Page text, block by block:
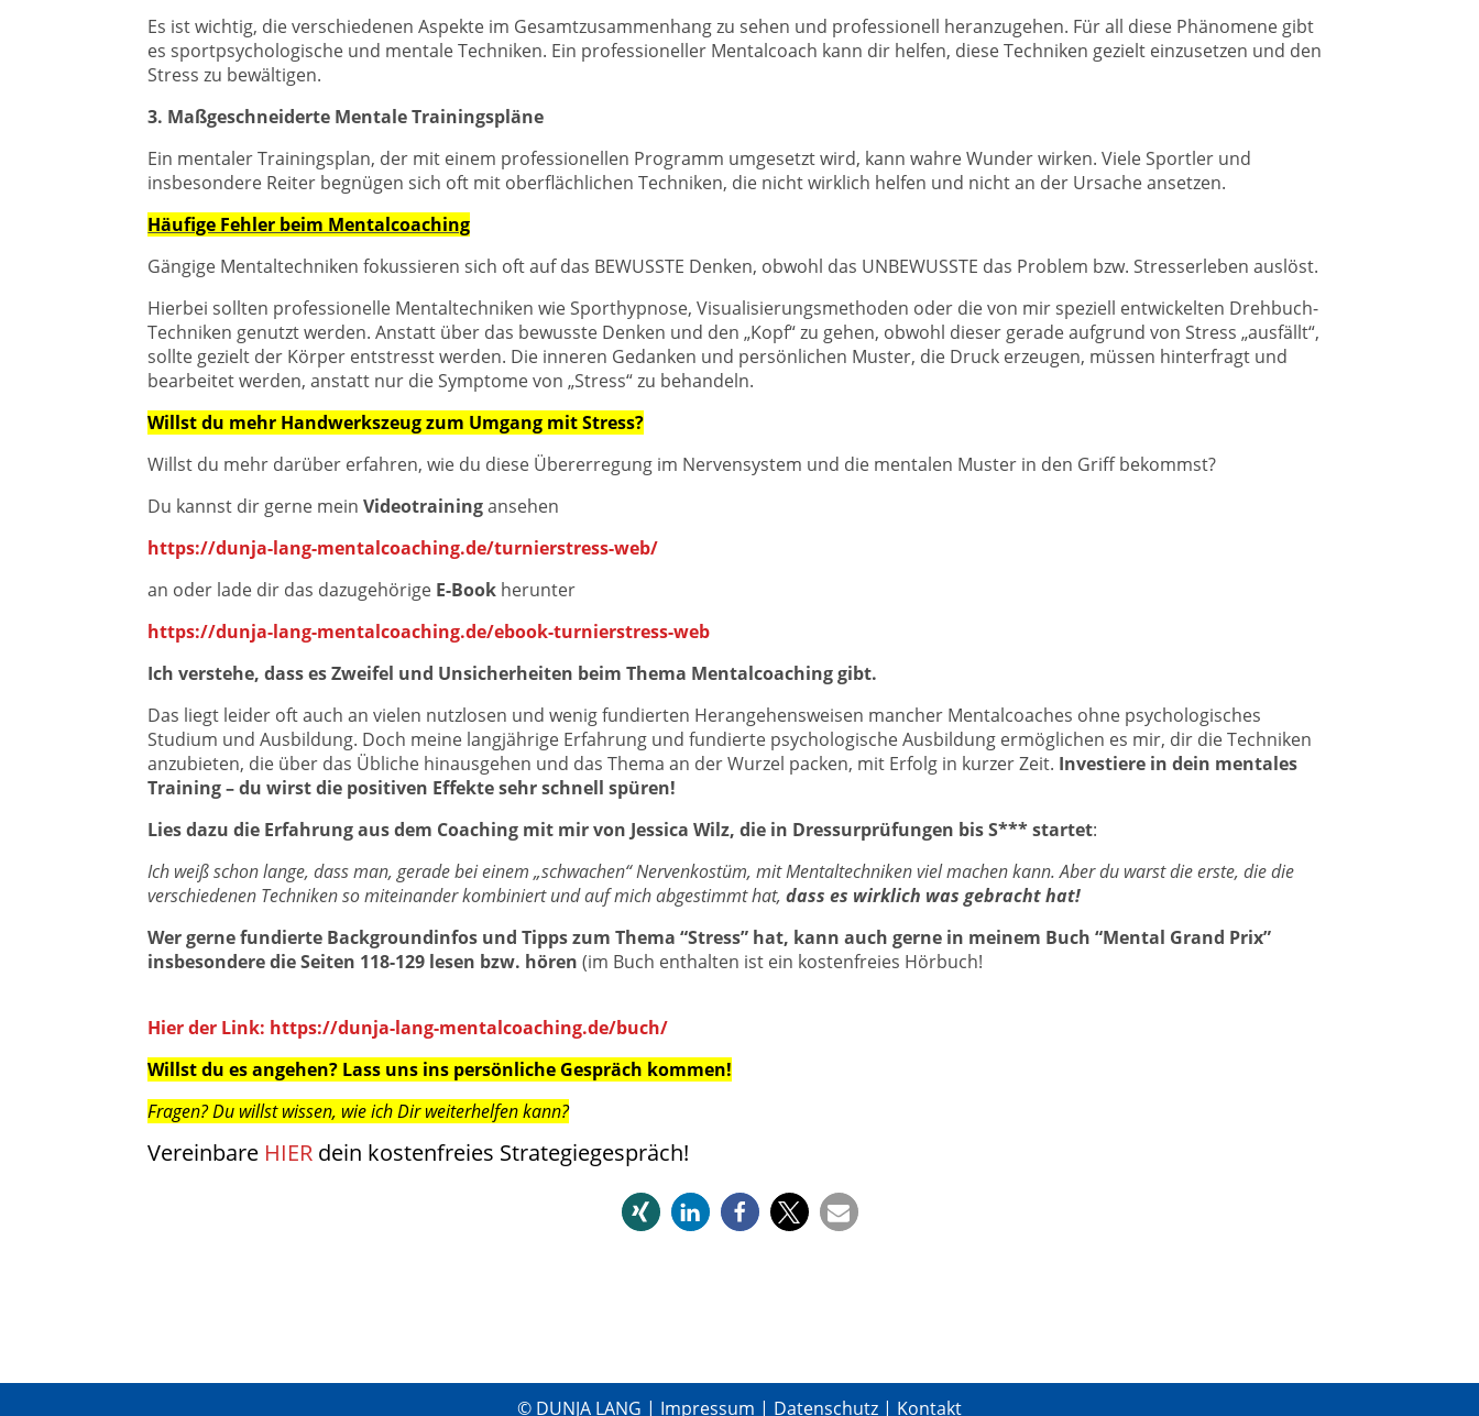
Es ist wichtig, die verschiedenen Aspekte im Gesamtzusammenhang zu sehen und professionell heranzugehen. Für all diese Phänomene gibt
es sportpsychologische und mentale Techniken. Ein professioneller Mentalcoach kann dir helfen, diese Techniken gezielt einzusetzen und den
Stress zu bewältigen.
3. Maßgeschneiderte Mentale Trainingspläne
Ein mentaler Trainingsplan, der mit einem professionellen Programm umgesetzt wird, kann wahre Wunder wirken. Viele Sportler und
insbesondere Reiter begnügen sich oft mit oberflächlichen Techniken, die nicht wirklich helfen und nicht an der Ursache ansetzen.
Häufige Fehler beim Mentalcoaching
Gängige Mentaltechniken fokussieren sich oft auf das BEWUSSTE Denken, obwohl das UNBEWUSSTE das Problem bzw. Stresserleben auslöst.
Hierbei sollten professionelle Mentaltechniken wie Sporthypnose, Visualisierungsmethoden oder die von mir speziell entwickelten Drehbuch-
Techniken genutzt werden. Anstatt über das bewusste Denken und den „Kopf“ zu gehen, obwohl dieser gerade aufgrund von Stress „ausfällt“,
sollte gezielt der Körper entstresst werden. Die inneren Gedanken und persönlichen Muster, die Druck erzeugen, müssen hinterfragt und
bearbeitet werden, anstatt nur die Symptome von „Stress“ zu behandeln.
Willst du mehr Handwerkszeug zum Umgang mit Stress?
Willst du mehr darüber erfahren, wie du diese Übererregung im Nervensystem und die mentalen Muster in den Griff bekommst?
Du kannst dir gerne meinVideotrainingansehen
https://dunja-lang-mentalcoaching.de/turnierstress-web/
an oder lade dir das dazugehörige E-Book herunter
https://dunja-lang-mentalcoaching.de/ebook-turnierstress-web
Ich verstehe, dass es Zweifel und Unsicherheiten beim Thema Mentalcoaching gibt.
Das liegt leider oft auch an vielen nutzlosen und wenig fundierten Herangehensweisen mancher Mentalcoaches ohne psychologisches
Studium und Ausbildung. Doch meine langjährige Erfahrung und fundierte psychologische Ausbildung ermöglichen es mir, dir die Techniken
anzubieten, die über das Übliche hinausgehen und das Thema an der Wurzel packen, mit Erfolg in kurzer Zeit. Investiere in dein mentales
Training – du wirst die positiven Effekte sehr schnell spüren!
Lies dazu die Erfahrung aus dem Coaching mit mir von Jessica Wilz, die in Dressurprüfungen bis S*** startet:
Ich weiß schon lange, dass man, gerade bei einem „schwachen“ Nervenkostüm, mit Mentaltechniken viel machen kann. Aber du warst die erste, die die
verschiedenen Techniken so miteinander kombiniert und auf mich abgestimmt hat,dass es wirklich was gebracht hat!
Wer gerne fundierte Backgroundinfos und Tipps zum Thema “Stress” hat, kann auch gerne in meinem Buch “Mental Grand Prix”
insbesondere die Seiten 118-129 lesen bzw. hören(im Buch enthalten ist ein kostenfreies Hörbuch!
Hier der Link: https://dunja-lang-mentalcoaching.de/buch/
Willst du es angehen? Lass uns ins persönliche Gespräch kommen!
Fragen? Du willst wissen, wie ich Dir weiterhelfen kann?
Vereinbare HIER dein kostenfreies Strategiegespräch!
© DUNJA LANG | Impressum | Datenschutz | Kontakt